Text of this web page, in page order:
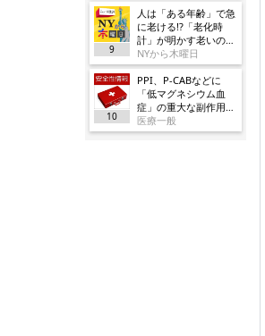
9
人は「ある年齢」で急
に老ける!?「老化時
計」が明かす老いの正
体
NYから木曜日
10
PPI、P-CABなどに
「低マグネシウム血
症」の重大な副作用追
加／厚労省
医療一般